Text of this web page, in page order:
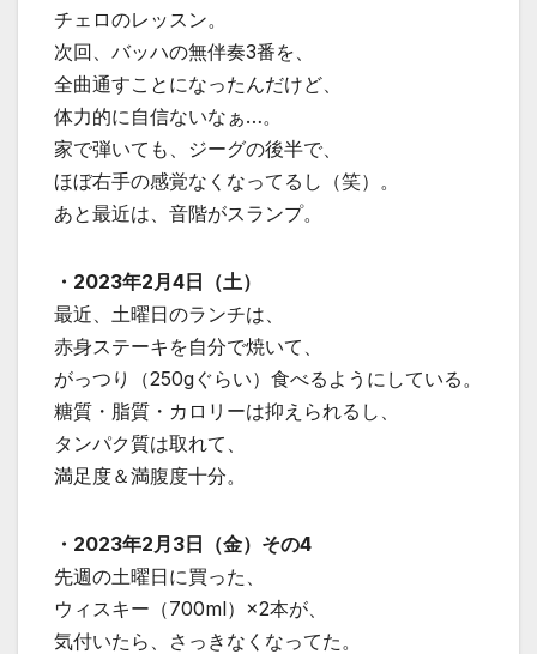
チェロのレッスン。
次回、バッハの無伴奏3番を、
全曲通すことになったんだけど、
体力的に自信ないなぁ…。
家で弾いても、ジーグの後半で、
ほぼ右手の感覚なくなってるし（笑）。
あと最近は、音階がスランプ。
・2023年2月4日（土）
最近、土曜日のランチは、
赤身ステーキを自分で焼いて、
がっつり（250gぐらい）食べるようにしている。
糖質・脂質・カロリーは抑えられるし、
タンパク質は取れて、
満足度＆満腹度十分。
・2023年2月3日（金）その4
先週の土曜日に買った、
ウィスキー（700ml）×2本が、
気付いたら、さっきなくなってた。